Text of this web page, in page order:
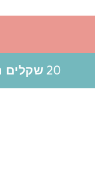
20 שקלים הנחה בקניה מעל 199 ש"ח בשימוש בקופון MOM20